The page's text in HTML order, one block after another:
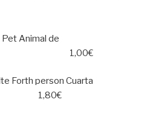
Pet Animal de
1,00€
Forth person Cuarta